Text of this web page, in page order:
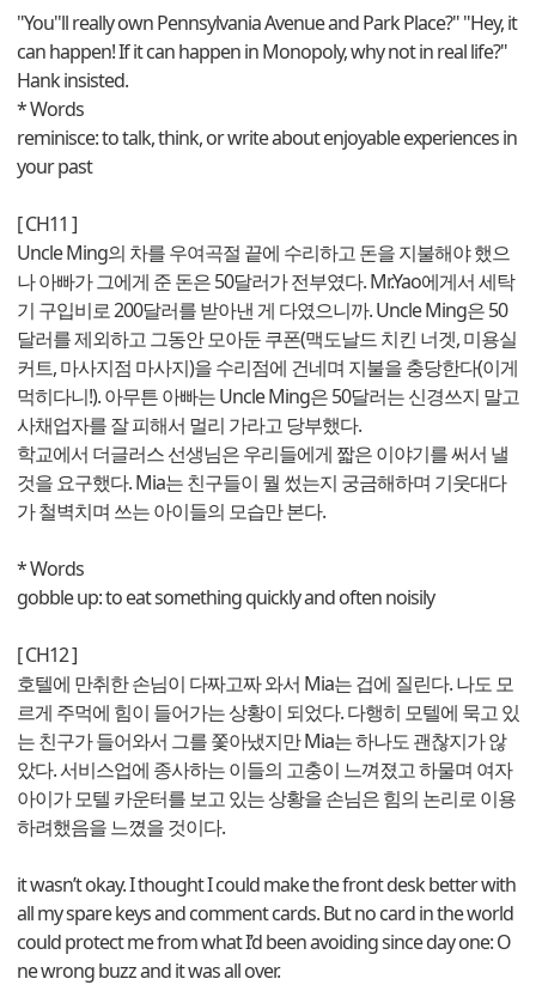
"You''ll really own Pennsylvania Avenue and Park Place?" "Hey, it
can happen! If it can happen in Monopoly, why not in real life?"
Hank insisted.
* Words
reminisce: to talk, think, or write about enjoyable experiences in
your past
[ CH11 ]
Uncle Ming의 차를 우여곡절 끝에 수리하고 돈을 지불해야 했으
나 아빠가 그에게 준 돈은 50달러가 전부였다. Mr.Yao에게서 세탁
기 구입비로 200달러를 받아낸 게 다였으니까. Uncle Ming은 50
달러를 제외하고 그동안 모아둔 쿠폰(맥도날드 치킨 너겟, 미용실
커트, 마사지점 마사지)을 수리점에 건네며 지불을 충당한다(이게
먹히다니!). 아무튼 아빠는 Uncle Ming은 50달러는 신경쓰지 말고
사채업자를 잘 피해서 멀리 가라고 당부했다.
학교에서 더글러스 선생님은 우리들에게 짧은 이야기를 써서 낼
것을 요구했다. Mia는 친구들이 뭘 썼는지 궁금해하며 기웃대다
가 철벽치며 쓰는 아이들의 모습만 본다.
* Words
gobble up: to eat something quickly and often noisily
[ CH12 ]
호텔에 만취한 손님이 다짜고짜 와서 Mia는 겁에 질린다. 나도 모
르게 주먹에 힘이 들어가는 상황이 되었다. 다행히 모텔에 묵고 있
는 친구가 들어와서 그를 쫓아냈지만 Mia는 하나도 괜찮지가 않
았다. 서비스업에 종사하는 이들의 고충이 느껴졌고 하물며 여자
아이가 모텔 카운터를 보고 있는 상황을 손님은 힘의 논리로 이용
하려했음을 느꼈을 것이다.
it wasn’t okay. I thought I could make the front desk better with
all my spare keys and comment cards. But no card in the world
could protect me from what I’d been avoiding since day one: O
ne wrong buzz and it was all over.